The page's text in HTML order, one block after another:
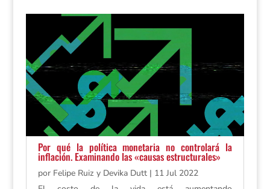
Por qué la política monetaria no controlará la
inflación. Examinando las «causas estructurales»
por Felipe Ruiz y Devika Dutt| 11 Jul 2022